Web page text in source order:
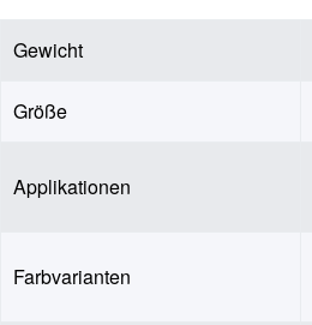
Gewicht
Größe
Applikationen
Farbvarianten